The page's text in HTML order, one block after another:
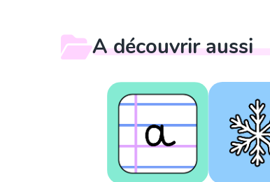
A découvrir aussi